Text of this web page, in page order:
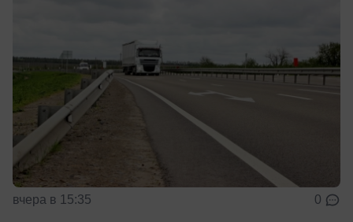
вчера в 15:35 0